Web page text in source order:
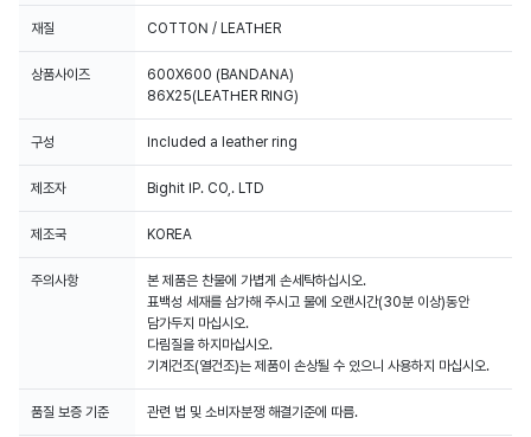
재질
상품사이즈
600X600 (BANDANA)
86X25(LEATHER RING)
구성 Included a leather ring
제조자 Bighit IP. CO,. LTD
제조국 KOREA
주의사항
본 제품은 찬물에 가볍게 손세탁하십시오.
표백성 세재를 삼가해 주시고 물에 오랜시간(30분 이상)동안
담가두지 마십시오.
다림질을 하지마십시오.
기계건조(열건조)는 제품이 손상될 수 있으니 사용하지 마십시오.
품질 보증 기준 관련 법 및 소비자분쟁 해결기준에 따름.